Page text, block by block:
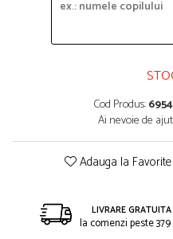
Cod Produs:
Ai nevoie de
Adauga la Favorite
LIVRARE GRATUITA
la comenzi peste